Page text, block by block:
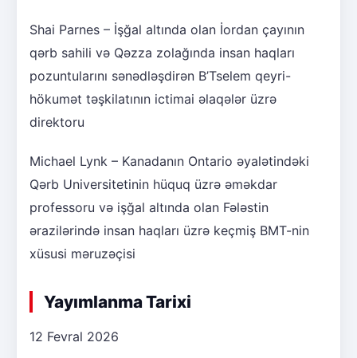
Shai Parnes – İşğal altında olan İordan çayının
qərb sahili və Qəzza zolağında insan haqları
pozuntularını sənədləşdirən B’Tselem qeyri-
hökumət təşkilatının ictimai əlaqələr üzrə
direktoru
Michael Lynk – Kanadanın Ontario əyalətindəki
Qərb Universitetinin hüquq üzrə əməkdar
professoru və işğal altında olan Fələstin
ərazilərində insan haqları üzrə keçmiş BMT-nin
xüsusi məruzəçisi
Yayımlanma Tarixi
12 Fevral 2026